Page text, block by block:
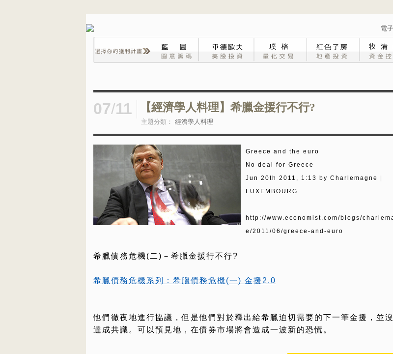
電
07/11 【經濟學人料理】希臘金援行不行?
主題分類： 經濟學人料理
Greece and the euro
No deal for Greece
Jun 20th 2011, 1:13 by Charlemagne |
LUXEMBOURG
http://www.economist.com/blogs/
e/2011/06/greece-and-euro
希臘債務危機(二)－希臘金援行不行?
希臘債務危機系列：希臘債務危機(一) 金援2.0
他們徹夜地進行協議，但是他們對於釋出給希臘迫切需要的下一筆金援，並
達成共識。可以預見地，在債券市場將會造成一波新的恐慌。